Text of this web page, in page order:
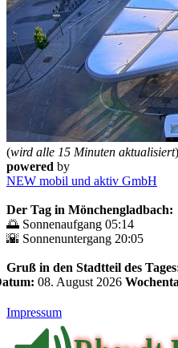
(wird alle 15 Minuten aktualisiert)
powered by
NEW mobil und aktiv GmbH
Der Tag in Mönchengladbach:
🌅 Sonnenaufgang 05:14
🌇 Sonnenuntergang 20:05
Gruß in den Stadtteil des
08. August 2026
Impressum